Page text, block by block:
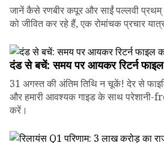
जानें कैसे रणबीर कपूर और साईं पल्लवी प्रथम्
को जीवित कर रहे हैं, एक रोमांचक प्रचार
दंड से बचें: समय पर आयकर रिटर्न
31 अगस्त की अंतिम तिथि न चूकें! देर से
और हमारी आवश्यक गाइड के साथ परेशानी-
करें।